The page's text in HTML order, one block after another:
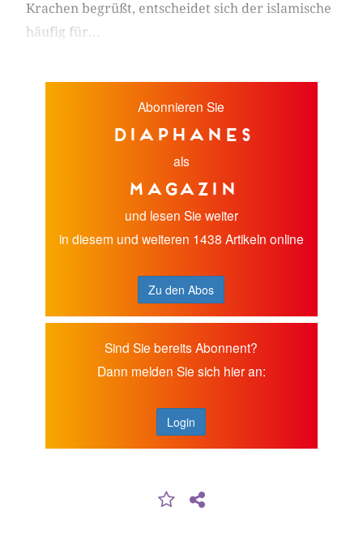
Krachen begrüßt, entscheidet sich der islamische
häufig für...
Abonnieren Sie
diaphanes
als
Magazin
und lesen Sie weiter
in diesem und weiteren 1438 Artikeln online
Zu den Abos
Sind Sie bereits Abonnent?
Dann melden Sie sich hier an:
Login